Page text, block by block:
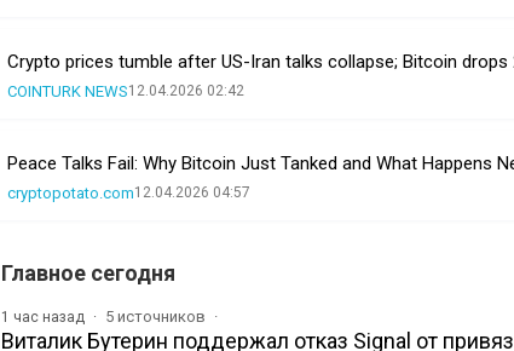
Crypto prices tumble after US-Iran talks collapse; Bitcoin drops
COINTURK NEWS12.04.2026 02:42
Peace Talks Fail: Why Bitcoin Just Tanked and What Happens
cryptopotato.com12.04.2026 04:57
Главное сегодня
1 час назад 5 источников
Виталик Бутерин поддержал отказ Signal от